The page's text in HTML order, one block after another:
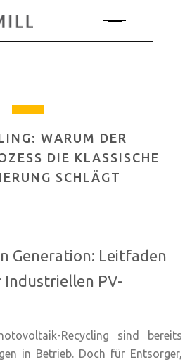
WARUM DER
DIE KLASSISCHE
SCHLÄGT
Generation: Leitfaden
Industriellen PV-
Recycling sind bereits
in Betrieb. Doch für Entsorger,